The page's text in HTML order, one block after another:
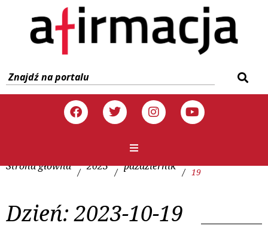
Strona główna / 2023 / październik / 19
Dzień:2023-10-19